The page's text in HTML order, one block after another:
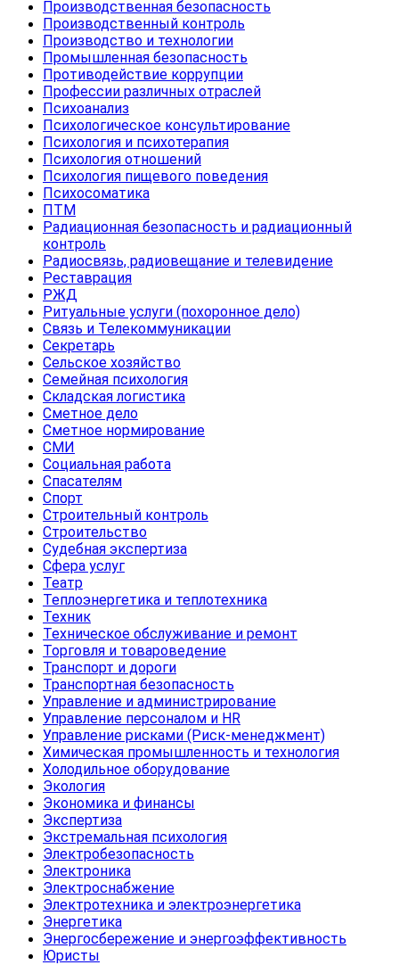
Производственная безопасность
Производственный контроль
Производство и технологии
Промышленная безопасность
Противодействие коррупции
Профессии различных отраслей
Психоанализ
Психологическое консультирование
Психология и психотерапия
Психология отношений
Психология пищевого поведения
Психосоматика
ПТМ
Радиационная безопасность и радиационный
контроль
Радиосвязь, радиовещание и телевидение
Реставрация
РЖД
Ритуальные услуги (похоронное дело)
Связь и Телекоммуникации
Секретарь
Сельское хозяйство
Семейная психология
Складская логистика
Сметное дело
Сметное нормирование
СМИ
Социальная работа
Спасателям
Спорт
Строительный контроль
Строительство
Судебная экспертиза
Сфера услуг
Театр
Теплоэнергетика и теплотехника
Техник
Техническое обслуживание и ремонт
Торговля и товароведение
Транспорт и дороги
Транспортная безопасность
Управление и администрирование
Управление персоналом и HR
Управление рисками (Риск-менеджмент)
Химическая промышленность и технология
Холодильное оборудование
Экология
Экономика и финансы
Экспертиза
Экстремальная психология
Электробезопасность
Электроника
Электроснабжение
Электротехника и электроэнергетика
Энергетика
Энергосбережение и энергоэффективность
Юристы